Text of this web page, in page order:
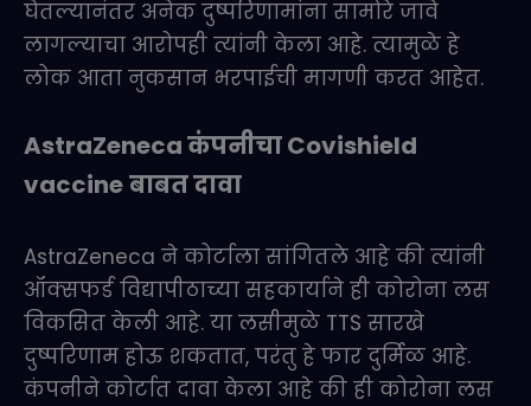
घेतल्यानंतर अनेक दुष्परिणामांना सामोरे जावे
लागल्याचा आरोपही त्यांनी केला आहे. त्यामुळे हे
लोक आता नुकसान भरपाईची मागणी करत आहेत.
AstraZeneca कंपनीचा Covishield
vaccineबाबत दावा
AstraZeneca ने कोर्टाला सांगितले आहे की त्यांनी
ऑक्सफर्ड विद्यापीठाच्या सहकार्याने ही कोरोना लस
विकसित केली आहे. या लसीमुळे TTS सारखे
दुष्परिणाम होऊ शकतात, परंतु हे फार दुर्मिळ आहे.
कंपनीने कोर्टात दावा केला आहे की ही कोरोना लस